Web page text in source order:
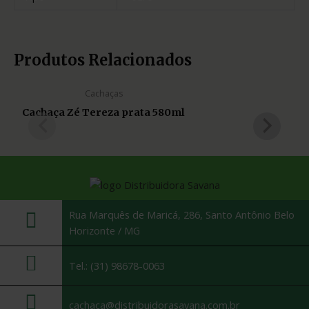
Produtos Relacionados
Cachaças
Cachaça Zé Tereza prata 580ml
Rua Marquês de Maricá, 286, Santo Antônio Belo
Horizonte / MG
Tel.: (31) 98678-0063
cachaca@distribuidorasavana.com.br